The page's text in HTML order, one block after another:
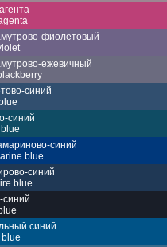
фиолетовый
ежевичный
синий
синий
синий
blue
синий
blue
синий
синий